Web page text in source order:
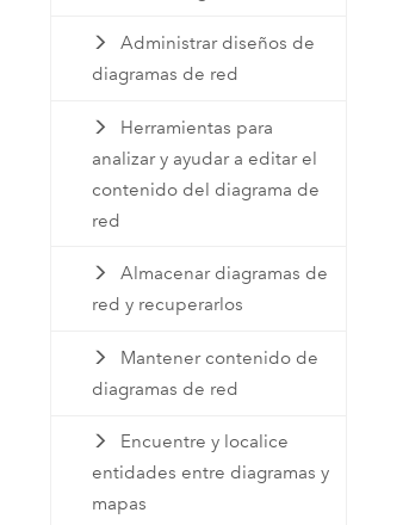
Administrar diseños de
diagramas de red
Herramientas para
analizar y ayudar a editar el
contenido del diagrama de
red
Almacenar diagramas de
red y recuperarlos
Mantener contenido de
diagramas de red
Encuentre y localice
entidades entre diagramas y
mapas